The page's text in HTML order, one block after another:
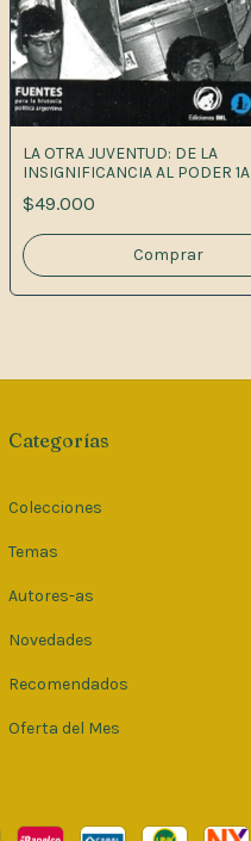
LA OTRA JUVENTUD: DE LA
INSIGNIFICANCIA AL PODER 1A
$49.000
Categorías
Colecciones
Temas
Autores-as
Novedades
Recomendados
Oferta del Mes